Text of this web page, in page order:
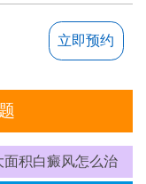
立即预约
面积白癜风怎么治